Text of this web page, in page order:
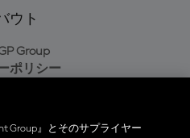
ウト
Group
ポリシー
ーポリシー
リシー
Group』とそのサプライヤー